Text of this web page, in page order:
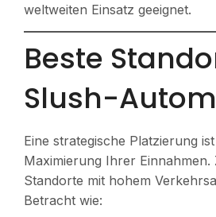
weltweiten Einsatz geeignet.
Beste
Slush-
Eine strategische Platzierung
Maximierung Ihrer Einnahmen.
Standorte mit hohem
Betracht wie: